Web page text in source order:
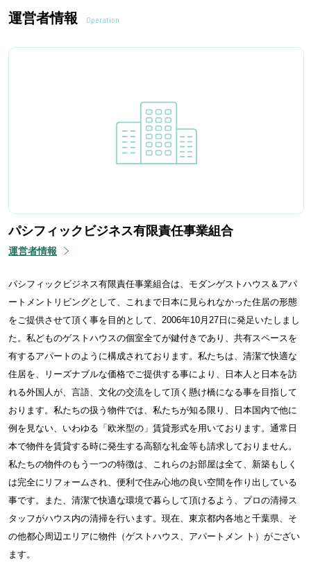
運営者情報 Operation
パシフィックビジネス有限責任事業組合
運営者情報
パシフィックビジネス有限責任事業組合は、モダンゲストハウス＆アパ
ートメントリビングとして、これまで日本に見られなかった住居の形態
をご提供させて頂く事を目的として、2006年10月27日に発足いたしまし
た。私どものゲストハウスの個室全てが鍵付きであり、共有スペースを
有するアパートのように構成されております。私たちは、清潔で快適な
住居を、リーズナブルな価格でご提供する事により、日本人と日本を訪
れる外国人が、言語、文化の交流をして頂く懸け橋になる事を目指して
おります。私たちの扱う物件では、私たちが知る限り、日本国内で他に
例を見ない、いわゆる「欧米型の」賃貸形式を用いております。通常日
本で物件を賃貸する時に発生する高額な礼金等も請求しておりません。
私たちの物件のもう一つの特徴は、これらのお部屋は全て、新築もしく
は完全にリフォームされ、便利で住み心地の良い空間を作り出している
事です。また、清潔で快適な環境で暮らして頂けるよう、プロの清掃ス
タッフがハウス内の清掃を行います。現在、東京都内各地と千葉県、そ
の他都心周辺エリアに物件（ゲストハウス、アパートメン ト）がござい
ます。